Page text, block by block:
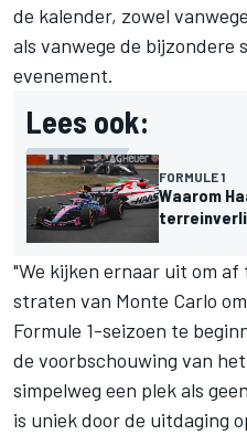
de kalender, zowel
als vanwege de bijzondere
evenement.
Lees ook:
FORMULE 1
Waarom
"We kijken ernaar uit om
straten van Monte Carlo
Formule 1-seizoen te
de voorbschouwing van
simpelweg een plek als
is uniek door de uitdaging